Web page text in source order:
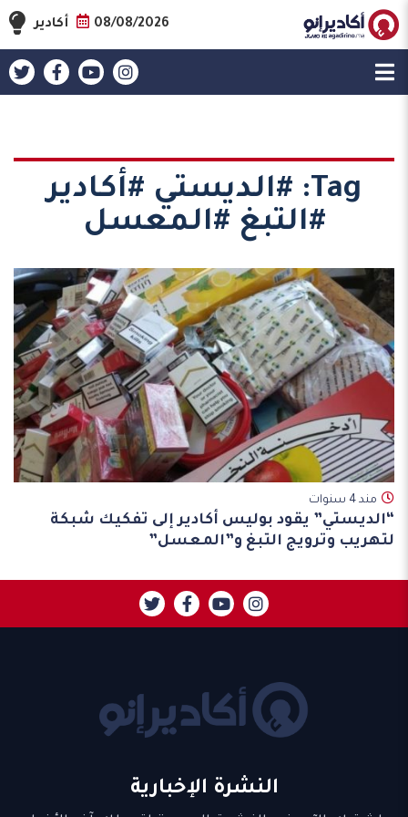
08/08/2026 أكادير
Tag:
#الديستي #أكادير
#التبغ #المعسل
مند 4 سنوات
“الديستي” يقود بوليس أكادير إلى تفكيك شبكة
لتهريب وترويج التبغ و”المعسل”
النشرة الإخبارية